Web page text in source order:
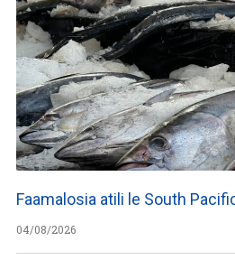
Faamalosia atili le South
04/08/2026